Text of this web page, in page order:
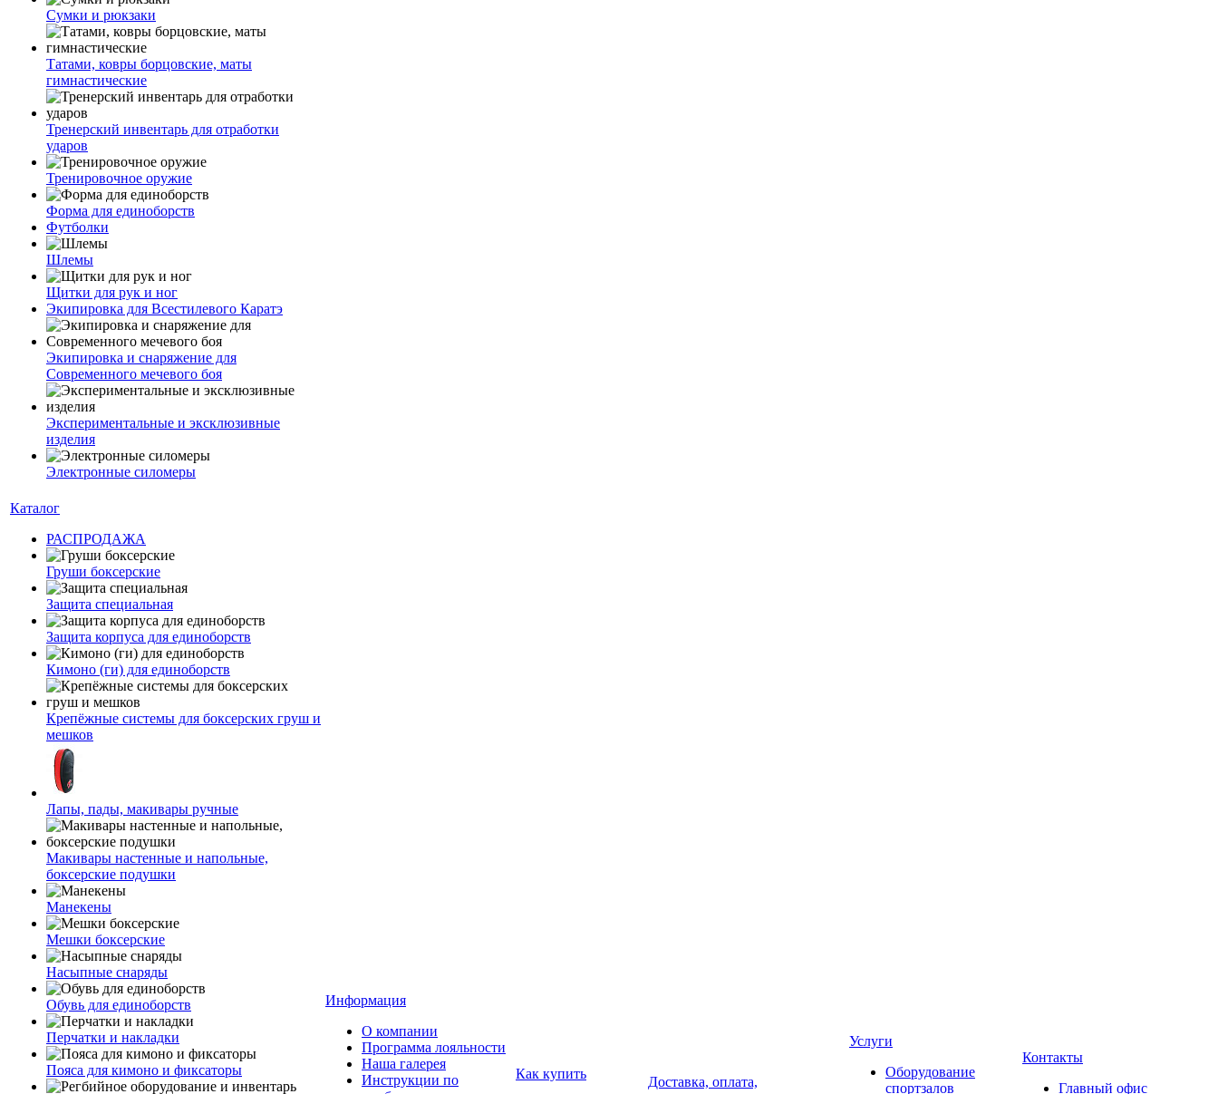
Сумки и рюкзаки
Татами, ковры борцовские, маты
гимнастические
Тренерский инвентарь для отработки
ударов
Тренировочное оружие
Форма для единоборств
Футболки
Шлемы
Щитки для рук и ног
Экипировка для Всестилевого Каратэ
Экипировка и снаряжение для
Современного мечевого боя
Экспериментальные и эксклюзивные
изделия
Электронные силомеры
Каталог
РАСПРОДАЖА
Груши боксерские
Защита специальная
Защита корпуса для единоборств
Кимоно (ги) для единоборств
Крепёжные системы для боксерских груш и
мешков
Лапы, пады, макивары ручные
Макивары настенные и напольные,
боксерские подушки
Манекены
Мешки боксерские
Насыпные снаряды
Обувь для единоборств
Перчатки и накладки
Пояса для кимоно и фиксаторы
Информация
О компании
Программа лояльности
Наша галерея
Инструкции по
Как купить
Доставка, оплата,
Услуги
Оборудование
спортзалов
Контакты
Главный офис